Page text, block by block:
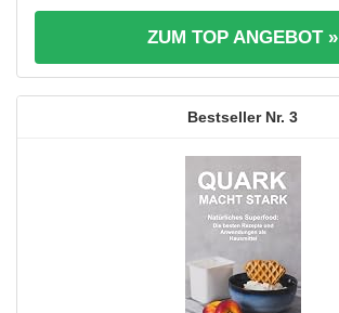
ZUM TOP ANGEBOT »
3